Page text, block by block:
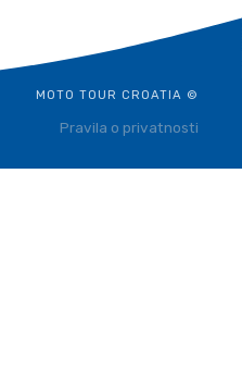
MOTO TOUR CROATIA ©
Pravila o privatnosti